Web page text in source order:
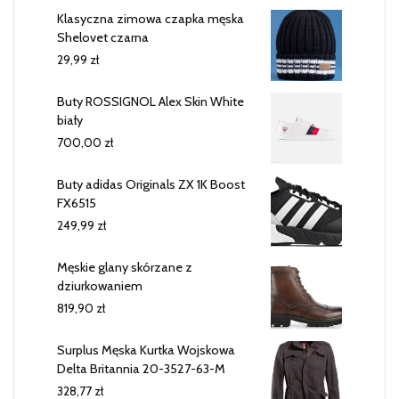
Klasyczna zimowa czapka męska
Shelovet czarna
29,99 zł
Buty ROSSIGNOL Alex Skin White
biały
700,00 zł
Buty adidas Originals ZX 1K Boost
FX6515
249,99 zł
Męskie glany skórzane z
dziurkowaniem
819,90 zł
Surplus Męska Kurtka Wojskowa
Delta Britannia 20-3527-63-M
328,77 zł